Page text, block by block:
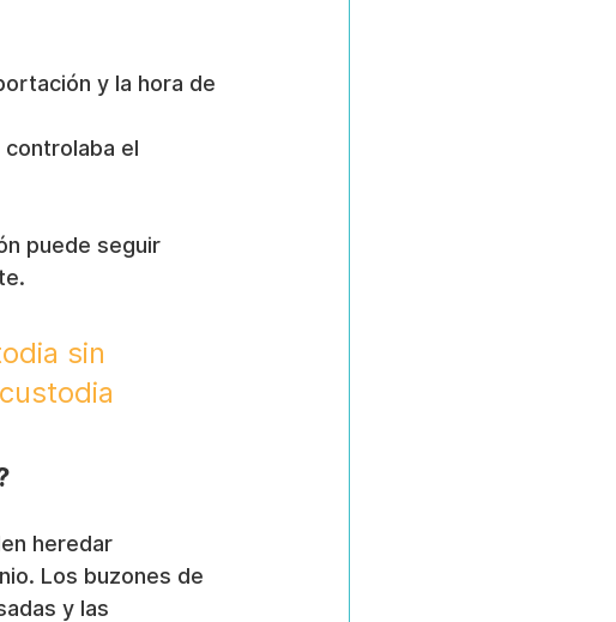
y la hora de
el
puede seguir
sin
heredar
Los buzones de
y las